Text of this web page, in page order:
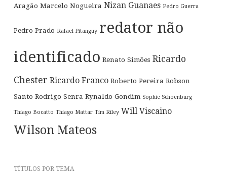
Aragão Marcelo Nogueira Nizan Guanaes Pedro Guerra
Pedro Prado Rafael Pitanguy redator não
identificado Renato Simões Ricardo
Chester Ricardo Franco Roberto Pereira Robson
Santo Rodrigo Senra Rynaldo Gondim Sophie Schoenburg
Thiago Bocatto Thiago Mattar Tim Riley Will Viscaino
Wilson Mateos
TÍTULOS POR TEMA